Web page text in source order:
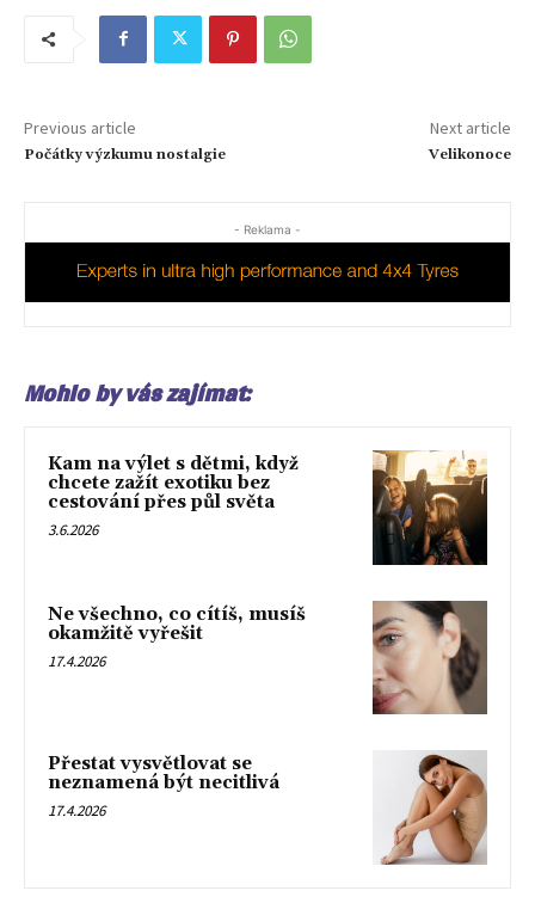
Previous article
Počátky výzkumu nostalgie
Next article
Velikonoce
- Reklama -
Mohlo by vás zajímat:
Kam na výlet s dětmi, když
chcete zažít exotiku bez
cestování přes půl světa
3.6.2026
Ne všechno, co cítíš, musíš
okamžitě vyřešit
17.4.2026
Přestat vysvětlovat se
neznamená být necitlivá
17.4.2026